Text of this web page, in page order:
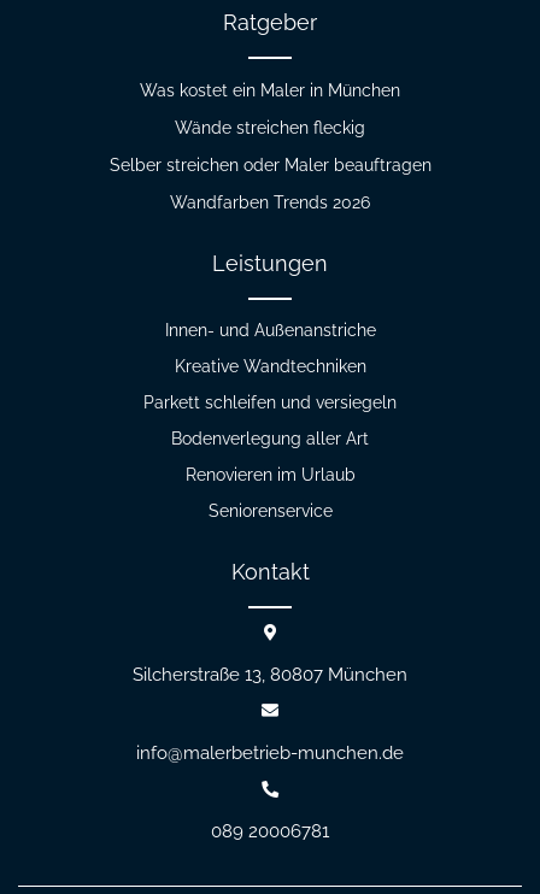
Ratgeber
Was kostet ein Maler in München
Wände streichen fleckig
Selber streichen oder Maler beauftragen
Wandfarben Trends 2026
Leistungen
Innen- und Außenanstriche
Kreative Wandtechniken
Parkett schleifen und versiegeln
Bodenverlegung aller Art
Renovieren im Urlaub
Seniorenservice
Kontakt
Silcherstraße 13, 80807 München
info@malerbetrieb-munchen.de
089 20006781